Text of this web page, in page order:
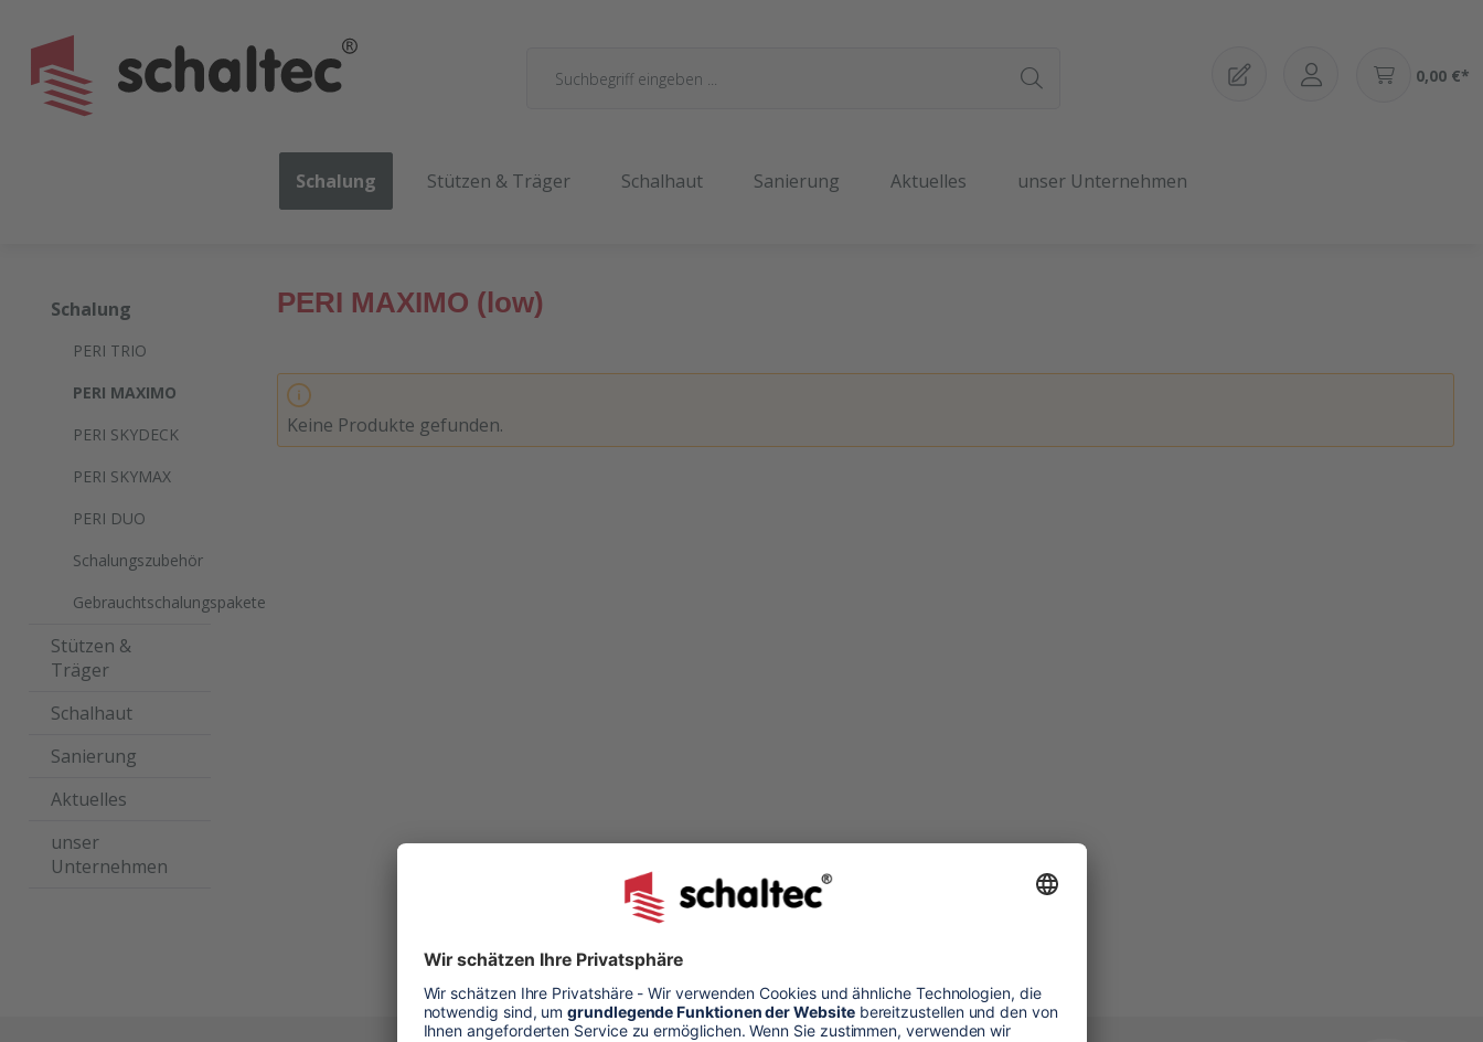
0,00 €*
Schalung Stützen & Träger Schalhaut Sanierung Aktuelles unser Unternehmen
Schalung
PERI TRIO
PERI MAXIMO
PERI SKYDECK
PERI SKYMAX
PERI DUO
Schalungszubehör
Gebrauchtschalungspakete
Stützen &
Träger
Schalhaut
Sanierung
Aktuelles
unser
Unternehmen
PERI MAXIMO (low)
Keine Produkte gefunden.